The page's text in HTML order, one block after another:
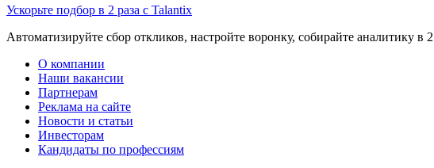
Ускорьте подбор в 2 раза с Talantix
Автоматизируйте сбор откликов, настройте воронку, собирайте аналитику в
О компании
Наши вакансии
Партнерам
Реклама на сайте
Новости и статьи
Инвесторам
Кандидаты по профессиям